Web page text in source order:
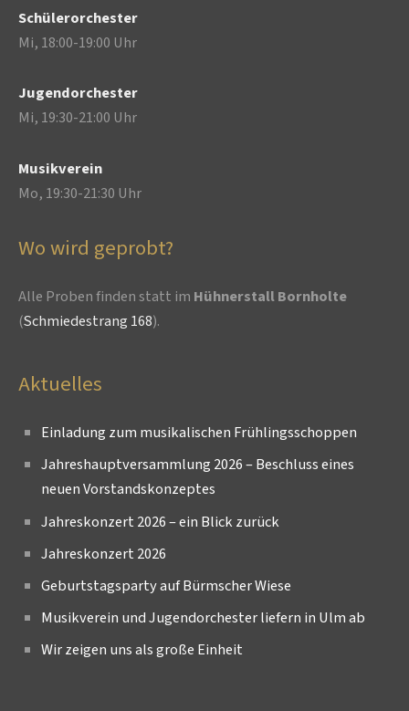
Schülerorchester
Mi, 18:00-19:00 Uhr
Jugendorchester
Mi, 19:30-21:00 Uhr
Musikverein
Mo, 19:30-21:30 Uhr
Wo wird geprobt?
Alle Proben finden statt im Hühnerstall Bornholte
(Schmiedestrang 168).
Aktuelles
Einladung zum musikalischen Frühlingsschoppen
Jahreshauptversammlung 2026 – Beschluss eines
neuen Vorstandskonzeptes
Jahreskonzert 2026 – ein Blick zurück
Jahreskonzert 2026
Geburtstagsparty auf Bürmscher Wiese
Musikverein und Jugendorchester liefern in Ulm ab
Wir zeigen uns als große Einheit